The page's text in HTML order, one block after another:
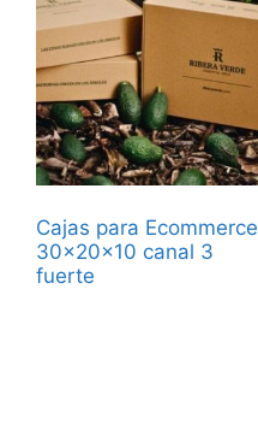
Cajas para Ecommerce
30x20x10 canal 3
fuerte